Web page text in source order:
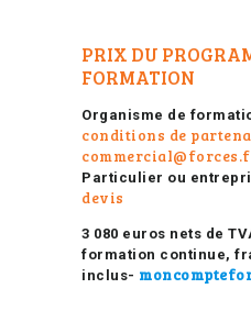
PRIX DU
FORMATION
Organisme de
conditions de
Particulier ou
devis
3 080 euros nets de
formation continue,
inclus-